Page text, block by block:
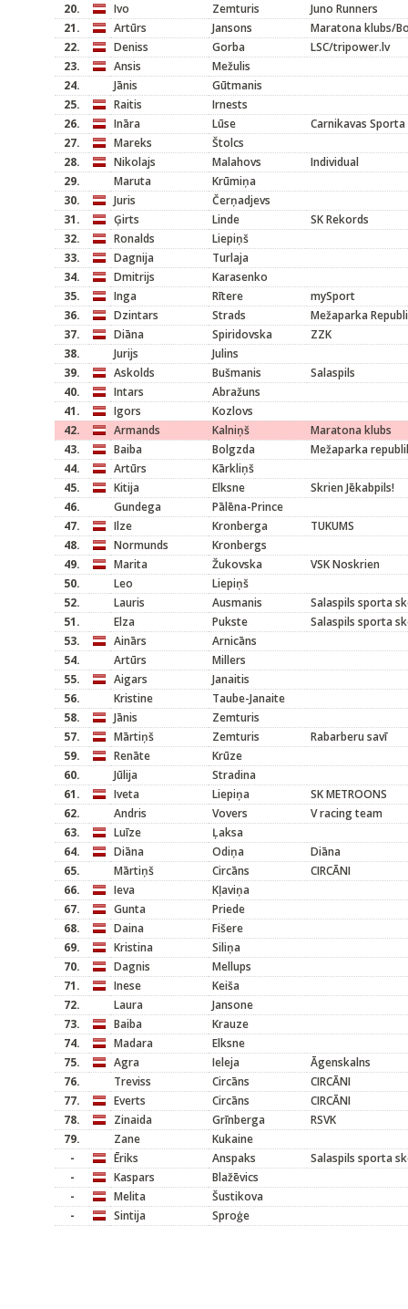
20.
Ivo Zemturis
Juno Runners
21.
Artūrs Jansons
Maratona klubs/
22.
Deniss Gorba
LSC/tripower.lv
23.
Ansis
Mežulis
24.
Jānis
Gūtmanis
25.
Raitis
Irnests
26.
Ināra Lūse
Carnikavas
27.
Mareks
Štolcs
28.
Nikolajs Malahovs
Individual
29.
Maruta
Krūmiņa
30.
Juris
Čerņadjevs
31.
Ģirts Linde
SK Rekords
32.
Ronalds
Liepiņš
33.
Dagnija
Turlaja
34.
Dmitrijs
Karasenko
35.
Inga Rītere
mySport
36.
Dzintars Strads
Mežaparka
37.
Diāna Spiridovska
ZZK
38.
Jurijs
Julins
39.
Askolds Bušmanis
Salaspils
40.
Intars
Abražuns
41.
Igors
Kozlovs
42.
Armands Kalniņš
Maratona klubs
43.
Baiba Bolgzda
Mežaparka
44.
Artūrs
Kārkliņš
45.
Kitija Elksne
Skrien Jēkabpils!
46.
Gundega
Pālēna-Prince
47.
Ilze Kronberga
TUKUMS
48.
Normunds
Kronbergs
49.
Marita Žukovska
VSK Noskrien
50.
Leo
Liepiņš
52.
Lauris Ausmanis
Salaspils sporta
51.
Elza Pukste
Salaspils sporta
53.
Ainārs
Arnicāns
54.
Artūrs
Millers
55.
Aigars
Janaitis
56.
Kristine
Taube-Janaite
58.
Jānis
Zemturis
57.
Mārtiņš Zemturis
Rabarberu savī
59.
Renāte
Krūze
60.
Jūlija
Stradina
61.
Iveta Liepiņa
SK METROONS
62.
Andris Vovers
V racing team
63.
Luīze
Ļaksa
64.
Diāna Odiņa
Diāna
65.
Mārtiņš Circāns
CIRCĀNI
66.
Ieva
Kļaviņa
67.
Gunta
Priede
68.
Daina
Fišere
69.
Kristina
Siliņa
70.
Dagnis
Mellups
71.
Inese
Keiša
72.
Laura
Jansone
73.
Baiba
Krauze
74.
Madara
Elksne
75.
Agra Ieleja
Āgenskalns
76.
Treviss Circāns
CIRCĀNI
77.
Everts Circāns
CIRCĀNI
78.
Zinaida Grīnberga
RSVK
79.
Zane
Kukaine
-
Ēriks Anspaks
Salaspils sporta
-
Kaspars
Blažēvics
-
Melita
Šustikova
-
Sintija Sproģe